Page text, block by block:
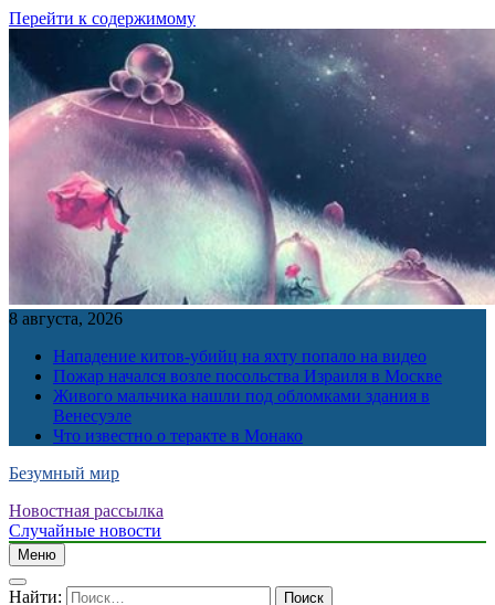
Перейти к содержимому
8 августа, 2026
Нападение китов-убийц на яхту попало на видео
Пожар начался возле посольства Израиля в Москве
Живого мальчика нашли под обломками здания в
Венесуэле
Что известно о теракте в Монако
Безумный мир
Новостная рассылка
Случайные новости
Меню
Найти: